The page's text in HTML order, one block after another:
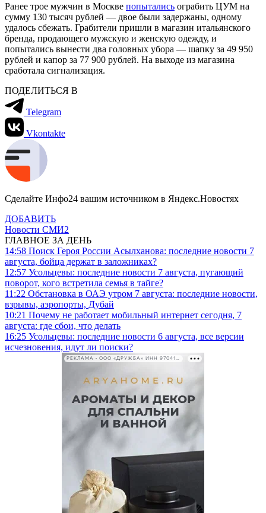
Ранее трое мужчин в Москве попытались ограбить ЦУМ на
сумму 130 тысяч рублей — двое были задержаны, одному
удалось сбежать. Грабители пришли в магазин итальянского
бренда, продающего мужскую и женскую одежду, и
попытались вынести два головных убора — шапку за 49 950
рублей и капор за 77 900 рублей. На выходе из магазина
сработала сигнализация.
ПОДЕЛИТЬСЯ В
Telegram
Vkontakte
Сделайте Инфо24 вашим источником в Яндекс.Новостях
ДОБАВИТЬ
Новости СМИ2
ГЛАВНОЕ ЗА ДЕНЬ
14:58 Поиск Героя России Асылханова: последние новости 7
августа, бойца держат в заложниках?
12:57 Усольцевы: последние новости 7 августа, пугающий
поворот, кого встретила семья в тайге?
11:22 Обстановка в ОАЭ утром 7 августа: последние новости,
взрывы, аэропорты, Дубай
10:21 Почему не работает мобильный интернет сегодня, 7
августа: где сбои, что делать
16:25 Усольцевы: последние новости 6 августа, все версии
исчезновения, идут ли поиски?
РЕКЛАМА • ООО «ДРУЖБА» ИНН 9704146411